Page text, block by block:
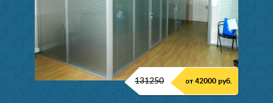
131250 от 42000 руб.